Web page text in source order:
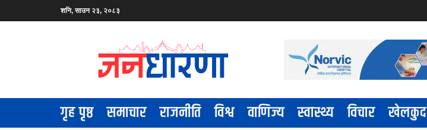
शनि, साउन २३, २०८३
गृह पृष्ठ समाचार राजनीति विश्व वाणिज्य स्वास्थ्य विचार खेलकुद